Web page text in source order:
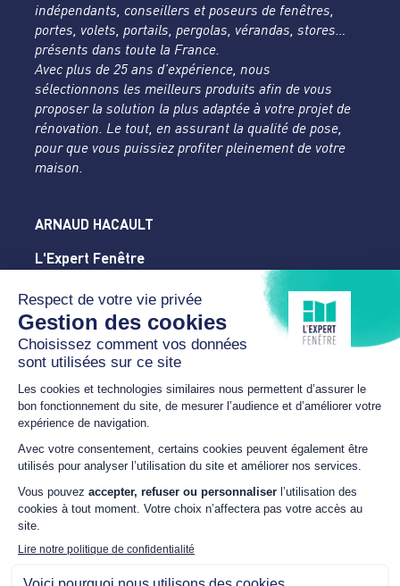
indépendants, conseillers et poseurs de fenêtres,
portes, volets, portails, pergolas, vérandas, stores…
présents dans toute la France.
Avec plus de 25 ans d’expérience, nous
sélectionnons les meilleurs produits afin de vous
proposer la solution la plus adaptée à votre projet de
rénovation. Le tout, en assurant la qualité de pose,
pour que vous puissiez profiter pleinement de votre
maison.
ARNAUD HACAULT
L'Expert Fenêtre
86 avenue du Perche
61300 L'AIGLE
02 14 20 54 28
arnaud.hacault@sfr.fr
HORAIRES
Du lundi au vendredi
9h00 – 12h00 / 14h00 –
18h00
NOUS SUIVRE